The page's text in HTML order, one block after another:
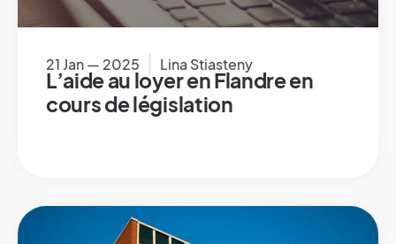
21 Jan — 2025 Lina Stiasteny
L’aide au loyer en Flandre en
cours de législation